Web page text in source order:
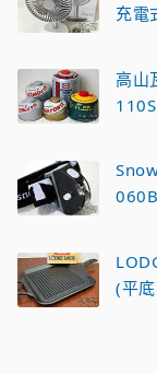
充電
高山
(平